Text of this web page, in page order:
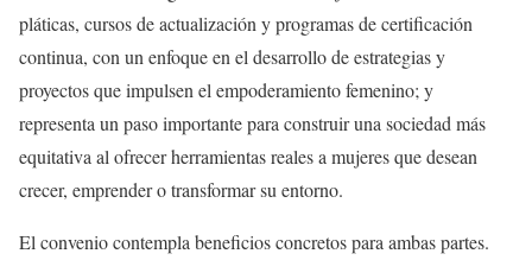
pláticas, cursos de actualización y programas de certificación
continua, con un enfoque en el desarrollo de estrategias y
proyectos que impulsen el empoderamiento femenino; y
representa un paso importante para construir una sociedad más
equitativa al ofrecer herramientas reales a mujeres que desean
crecer, emprender o transformar su entorno.
El convenio contempla beneficios concretos para ambas partes.